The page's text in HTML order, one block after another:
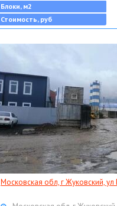
Блоки, м2
Стоимость, руб
Московская обл, г Жуковский,